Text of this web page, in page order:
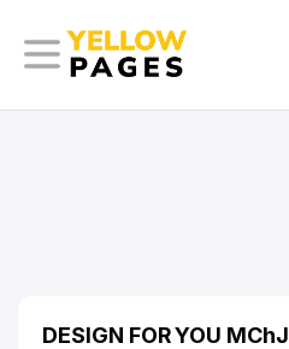
DESIGN FOR YOU MChJ